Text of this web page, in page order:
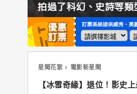
拍過了科幻、史詩等類
星聞花絮 電影新星聞
【冰雪奇緣】退位！影史